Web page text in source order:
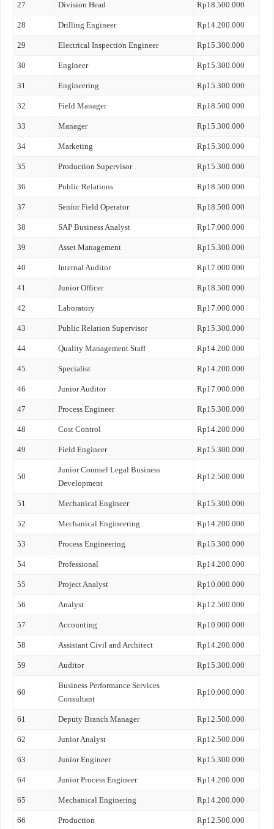
27 Division Head Rp18.500.000
28 Drilling Engineer Rp14.200.000
29 Electrical Inspection Engineer Rp15.300.000
30 Engineer Rp15.300.000
31 Engineering Rp15.300.000
32 Field Manager Rp18.500.000
33 Manager Rp15.300.000
34 Marketing Rp15.300.000
35 Production Supervisor Rp15.300.000
36 Public Relations Rp18.500.000
37 Senior Field Operator Rp18.500.000
38 SAP Business Analyst Rp17.000.000
39 Asset Management Rp15.300.000
40 Internal Auditor Rp17.000.000
41 Junior Officer Rp18.500.000
42 Laboratory Rp17.000.000
43 Public Relation Supervisor Rp15.300.000
44 Quality Management Staff Rp14.200.000
45 Specialist Rp14.200.000
46 Junior Auditor Rp17.000.000
47 Process Engineer Rp15.300.000
48 Cost Control Rp14.200.000
49 Field Engineer Rp15.300.000
50
Junior Counsel Legal Business
Development
Rp12.500.000
51 Mechanical Engineer Rp15.300.000
52 Mechanical Engineering Rp14.200.000
53 Process Engineering Rp15.300.000
54 Professional Rp14.200.000
55 Project Analyst Rp10.000.000
56 Analyst Rp12.500.000
57 Accounting Rp10.000.000
58 Assistant Civil and Architect Rp14.200.000
59 Auditor Rp15.300.000
60
Business Performance Services
Consultant
Rp10.000.000
61 Deputy Branch Manager Rp12.500.000
62 Junior Analyst Rp12.500.000
63 Junior Engineer Rp15.300.000
64 Junior Process Engineer Rp14.200.000
65 Mechanical Enginering Rp14.200.000
66 Production Rp12.500.000